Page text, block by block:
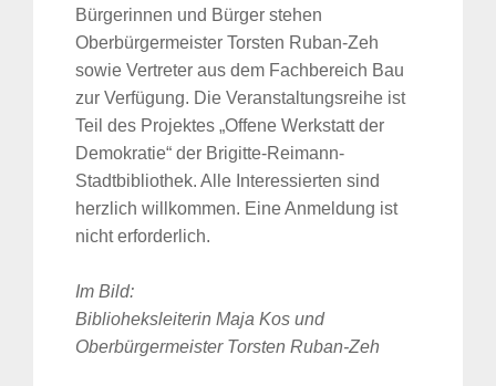
Bürgerinnen und Bürger stehen
Oberbürgermeister Torsten Ruban-Zeh
sowie Vertreter aus dem Fachbereich Bau
zur Verfügung. Die Veranstaltungsreihe ist
Teil des Projektes „Offene Werkstatt der
Demokratie“ der Brigitte-Reimann-
Stadtbibliothek. Alle Interessierten sind
herzlich willkommen. Eine Anmeldung ist
nicht erforderlich.
Im Bild:
Biblioheksleiterin Maja Kos und
Oberbürgermeister Torsten Ruban-Zeh